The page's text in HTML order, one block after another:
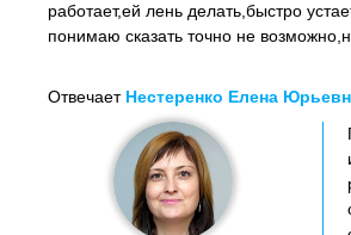
работает,ей лень делать,быстро
понимаю сказать точно не
Отвечает Нестеренко Елена